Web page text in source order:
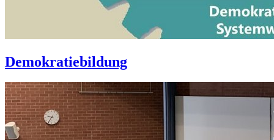
Demokratiebildung